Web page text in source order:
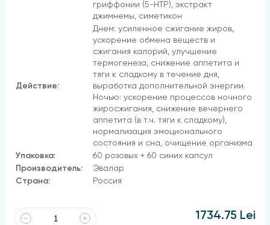
гриффонии (5-НТР), экстракт
джимнемы, симетикон
Действие:
Днем: усиленное сжигание жиров,
ускорение обмена веществ и
сжигания калорий, улучшение
термогенеза, снижение аппетита и
тяги к сладкому в течение дня,
выработка дополнительной энергии.
Ночью: ускорение процессов ночного
жиросжигания, снижение вечернего
аппетита (в т.ч. тяги к сладкому),
нормализация эмоционального
состояния и сна, очищение организма
Упаковка:
60 розовых + 60 синих капсул
Производитель:
Эвалар
Страна:
Россия
1734.75 Lei